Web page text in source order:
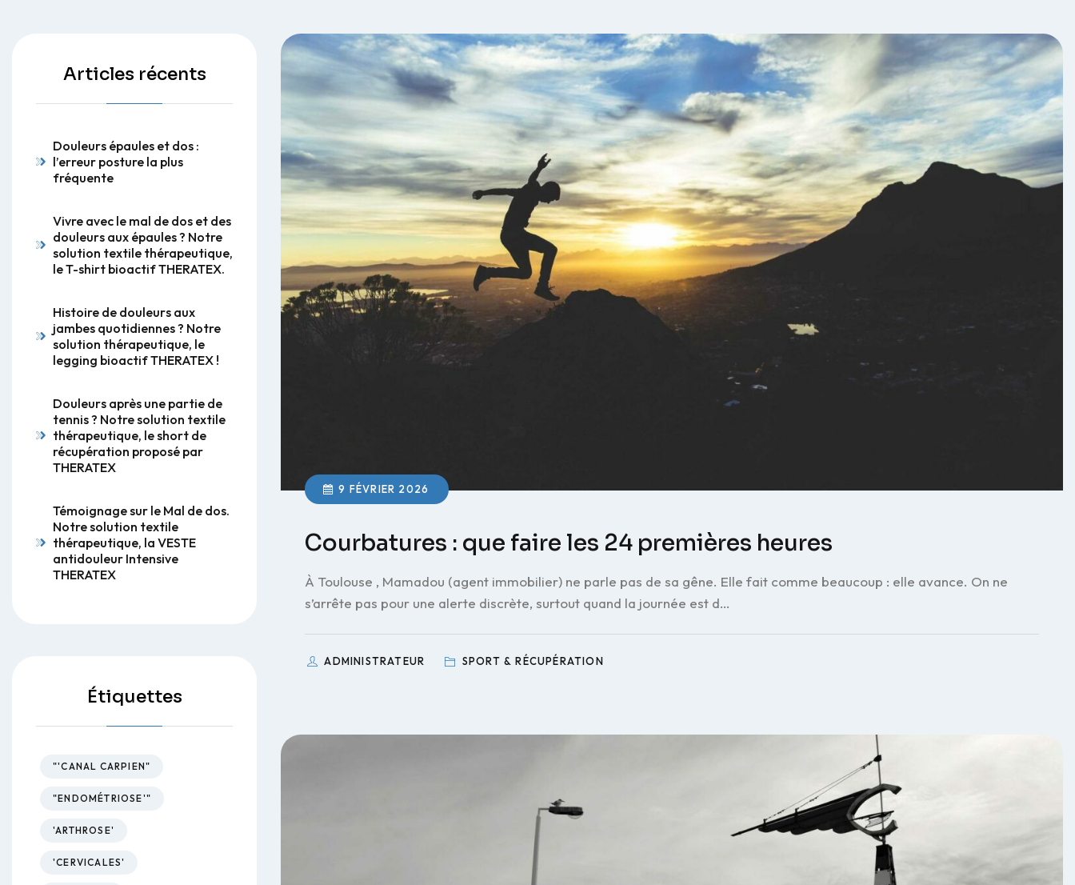
9 FÉVRIER 2026
Courbatures : que faire les 24 premières heures
À Toulouse , Mamadou (agent immobilier) ne parle pas de sa gêne. Elle fait comme beaucoup : elle avance. On ne
s’arrête pas pour une alerte discrète, surtout quand la journée est d…
ADMINISTRATEUR SPORT & RÉCUPÉRATION
Articles récents
Douleurs épaules et dos :
l’erreur posture la plus
fréquente
Vivre avec le mal de dos et des
douleurs aux épaules ? Notre
solution textile thérapeutique,
le T-shirt bioactif THERATEX.
Histoire de douleurs aux
jambes quotidiennes ? Notre
solution thérapeutique, le
legging bioactif THERATEX !
Douleurs après une partie de
tennis ? Notre solution textile
thérapeutique, le short de
récupération proposé par
THERATEX
Témoignage sur le Mal de dos.
Notre solution textile
thérapeutique, la VESTE
antidouleur Intensive
THERATEX
Étiquettes
"'CANAL CARPIEN"
"ENDOMÉTRIOSE'"
'ARTHROSE'
'CERVICALES'